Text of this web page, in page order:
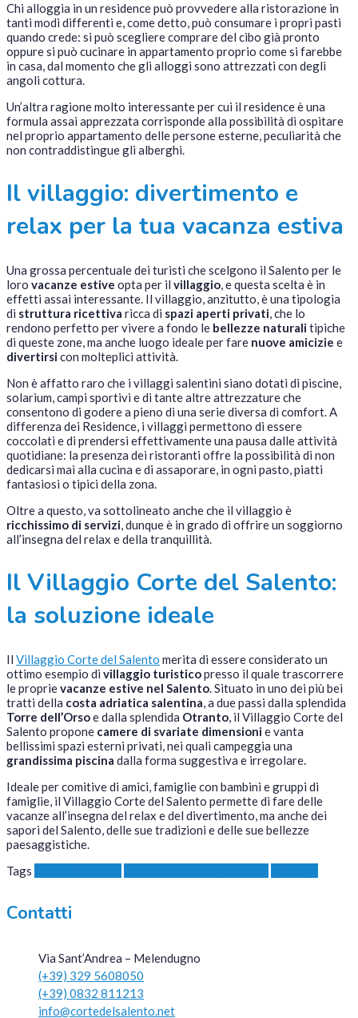
Chi alloggia in un residence può provvedere alla ristorazione in
tanti modi differenti e, come detto, può consumare i propri pasti
quando crede: si può scegliere comprare del cibo già pronto
oppure si può cucinare in appartamento proprio come si farebbe
in casa, dal momento che gli alloggi sono attrezzati con degli
angoli cottura.
Un’altra ragione molto interessante per cui il residence è una
formula assai apprezzata corrisponde alla possibilità di ospitare
nel proprio appartamento delle persone esterne, peculiarità che
non contraddistingue gli alberghi.
Il villaggio: divertimento e
relax per la tua vacanza estiva
Una grossa percentuale dei turisti che scelgono il Salento per le
loro vacanze estive opta per il villaggio, e questa scelta è in
effetti assai interessante. Il villaggio, anzitutto, è una tipologia
di struttura ricettiva ricca di spazi aperti privati, che lo
rendono perfetto per vivere a fondo le bellezze naturalitipiche
di queste zone, ma anche luogo ideale per fare nuove amicizie e
divertirsicon molteplici attività.
Non è affatto raro che i villaggi salentini siano dotati di piscine,
solarium, campi sportivi e di tante altre attrezzature che
consentono di godere a pieno di una serie diversa di comfort. A
differenza dei Residence, i villaggi permettono di essere
coccolati e di prendersi effettivamente una pausa dalle attività
quotidiane: la presenza dei ristoranti offre la possibilità di non
dedicarsi mai alla cucina e di assaporare, in ogni pasto, piatti
fantasiosi o tipici della zona.
Oltre a questo, va sottolineato anche che il villaggio è
ricchissimo di servizi, dunque è in grado di offrire un soggiorno
all’insegna del relax e della tranquillità.
Il Villaggio Corte del Salento:
la soluzione ideale
Il Villaggio Corte del Salento merita di essere considerato un
ottimo esempio di villaggio turisticopresso il quale trascorrere
le proprievacanze estive nel Salento. Situato in uno dei più bei
tratti della costa adriatica salentina, a due passi dalla splendida
Torre dell’Orsoe dalla splendida Otranto, il Villaggio Corte del
Salento propone camere di svariate dimensionie vanta
bellissimi spazi esterni privati, nei quali campeggia una
grandissima piscina dalla forma suggestiva e irregolare.
Ideale per comitive di amici, famiglie con bambini e gruppi di
famiglie, il Villaggio Corte del Salento permette di fare delle
vacanze all’insegna del relax e del divertimento, ma anche dei
sapori del Salento, delle sue tradizioni e delle sue bellezze
paesaggistiche.
Tags
Contatti
Via Sant’Andrea – Melendugno
(+39) 329 5608050
(+39) 0832 811213
info@cortedelsalento.net